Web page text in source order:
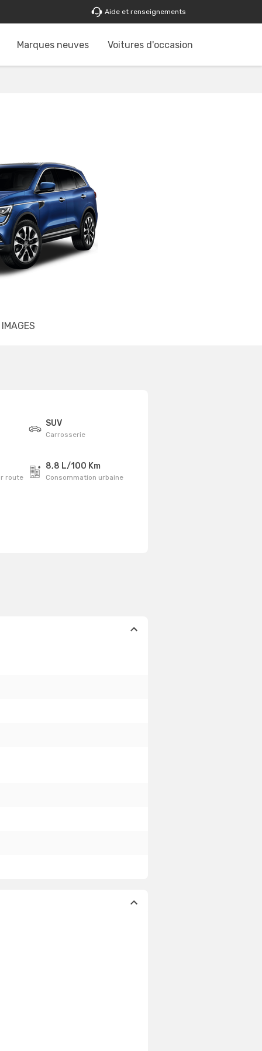
Aide et renseignements
Marques neuves Voitures d'occasion
IMAGES
SUV
Carrosserie
route
8,8 L/100 Km
Consommation urbaine